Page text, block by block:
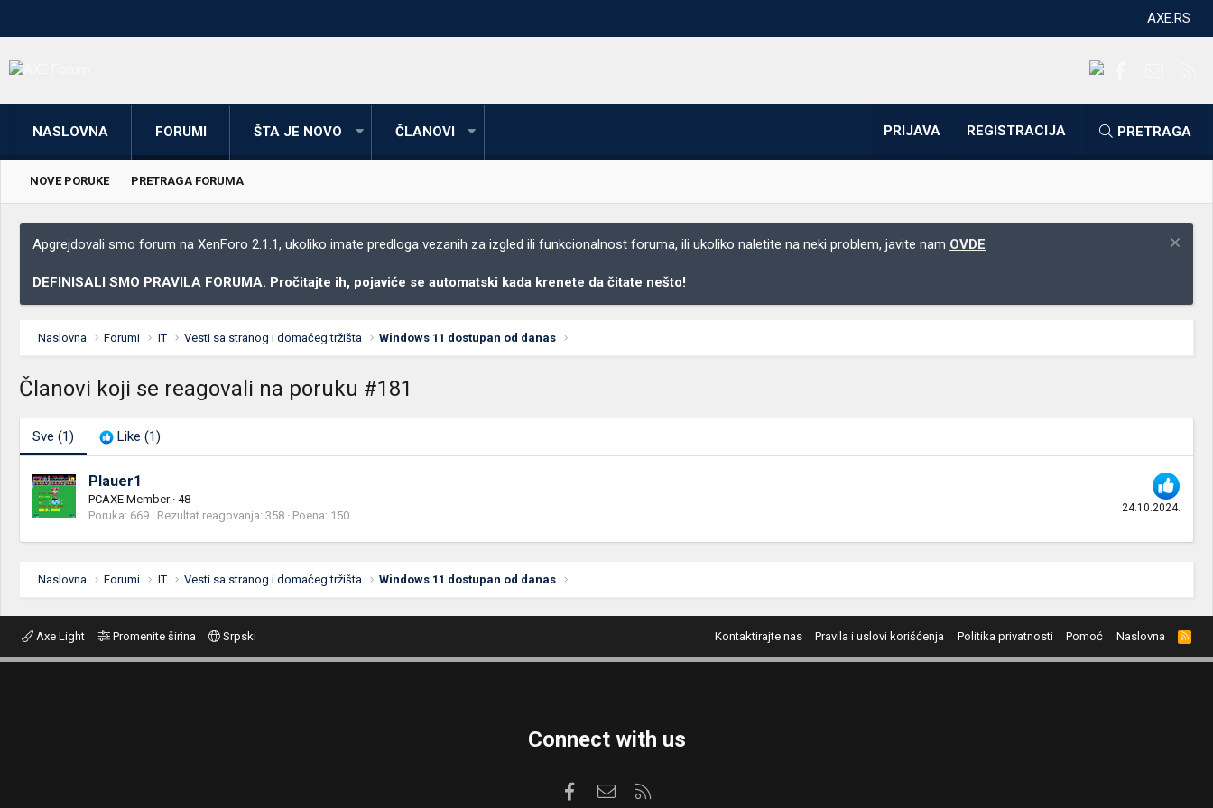
AXE.RS
NASLOVNA FORUMI ŠTA JE NOVO ČLANOVI PRIJAVA REGISTRACIJA PRETRAGA
NOVE PORUKE PRETRAGA FORUMA
Apgrejdovali smo forum na XenForo 2.1.1, ukoliko imate predloga vezanih za izgled ili funkcionalnost foruma, ili ukoliko naletite na neki problem, javite nam OVDE
DEFINISALI SMO PRAVILA FORUMA. Pročitajte ih, pojaviće se automatski kada krenete da čitate nešto!
Naslovna Forumi IT Vesti sa stranog i domaćeg tržišta Windows 11 dostupan od danas
Članovi koji se reagovali na poruku #181
Sve (1) Like (1)
24.10.2024.
Plauer1
PCAXE Member · 48
Poruka 669 Rezultat reagovanja 358 Poena 150
Naslovna Forumi IT Vesti sa stranog i domaćeg tržišta Windows 11 dostupan od danas
Axe Light Promenite širina Srpski Kontaktirajte nas Pravila i uslovi korišćenja Politika privatnosti Pomoć Naslovna
R
S
S
Connect with us
FacebookKontaktirajte nas